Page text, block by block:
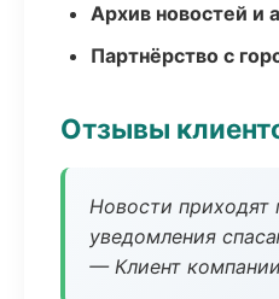
Архив новостей и
Партнёрство с
Отзывы
Новости приходят
уведомления
— Клиент компании